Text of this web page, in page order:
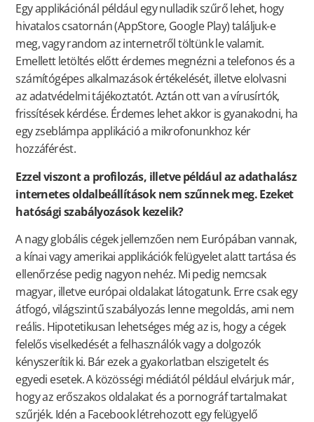
Egy applikációnál például egy nulladik szűrő lehet, hogy
hivatalos csatornán (AppStore, Google Play) találjuk-e
meg, vagy random az internetről töltünk le valamit.
Emellett letöltés előtt érdemes megnézni a telefonos és a
számítógépes alkalmazások értékelését, illetve elolvasni
az adatvédelmi tájékoztatót.Aztán ott van a vírusírtók,
frissítések kérdése. Érdemes lehet akkor is gyanakodni, ha
egy zseblámpa applikáció a mikrofonunkhoz kér
hozzáférést.
Ezzel viszont a profilozás, illetve például az adathalász
internetes oldalbeállítások nem szűnnek meg. Ezeket
hatósági szabályozások kezelik?
A nagy globális cégek jellemzően nem Európában vannak,
a kínai vagy amerikai applikációk felügyelet alatt tartása és
ellenőrzése pedig nagyon nehéz. Mi pedig nemcsak
magyar, illetve európai oldalakat látogatunk. Erre csak egy
átfogó, világszintű szabályozás lenne megoldás, ami nem
reális. Hipotetikusan lehetséges még az is, hogy a cégek
felelős viselkedését a felhasználók vagy a dolgozók
kényszerítik ki. Bár ezek a gyakorlatban elszigetelt és
egyedi esetek. A közösségi médiától például elvárjuk már,
hogy az erőszakos oldalakat és a pornográf tartalmakat
szűrjék. Idén a Facebook létrehozott egy felügyelő